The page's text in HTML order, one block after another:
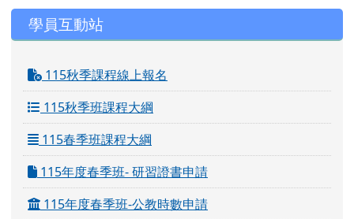
學員互動站
115秋季課程線上報名
115秋季班課程大綱
115春季班課程大綱
115年度春季班- 研習證書申請
115年度春季班-公教時數申請